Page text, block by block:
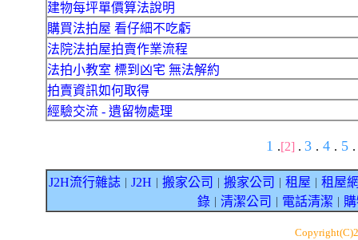
建物每坪單價算法說明
購買法拍屋 看仔細不吃虧
法院法拍屋拍賣作業流程
法拍小教室 標到凶宅 無法解約
拍賣資訊如何取得
經驗交流 - 遺留物處理
1 .[2] . 3 . 4 . 5 .
J2H流行雜誌 J2H 搬家公司 搬家公司 租屋
租屋
錄｜ 清潔公司 電話清潔